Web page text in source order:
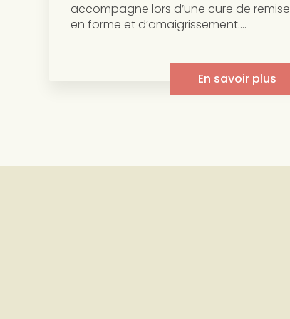
accompagne lors d’une cure de remise
en forme et d’amaigrissement....
En savoir plus